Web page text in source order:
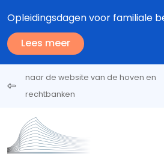
Opleidingsdagen voor familiale
Lees meer
naar de website van de hoven en
rechtbanken